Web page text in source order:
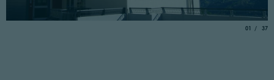
01 of
37